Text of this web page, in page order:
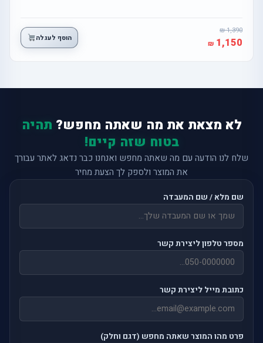
1,390
1,150 הוסף לעגלה
לא מצאת את מה שאתה מחפש? תהיה
בטוח שזה קיים!
שלח לנו הודעה עם מה שאתה מחפש ואנחנו כבר נדאג לאתר עבורך
את המוצר ולספק לך הצעת מחיר
שם מלא / שם המעבדה
מספר טלפון ליצירת קשר
כתובת מייל ליצירת קשר
פרט מהו המוצר שאתה מחפש (דגם וחלק)